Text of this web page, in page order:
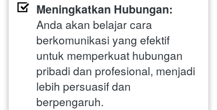
Meningkatkan Hubungan:
Anda akan belajar cara
berkomunikasi yang efektif
untuk memperkuat hubungan
pribadi dan profesional, menjadi
lebih persuasif dan
berpengaruh.